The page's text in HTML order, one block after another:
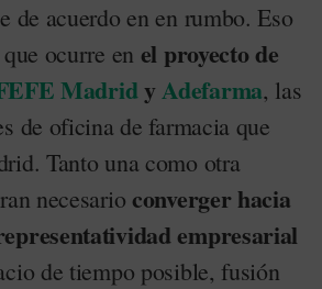
de acuerdo en en rumbo. Eso
ocurre en el proyecto de
MadridyAdefarma, las
de oficina de farmacia que
Tanto una como otra
necesario converger hacia
empresarial
de tiempo posible, fusión